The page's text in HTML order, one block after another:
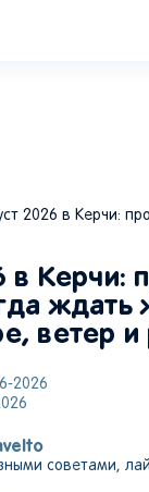
2026 в Керчи:
в Керчи:
ждать
ветер и
2026
советами,